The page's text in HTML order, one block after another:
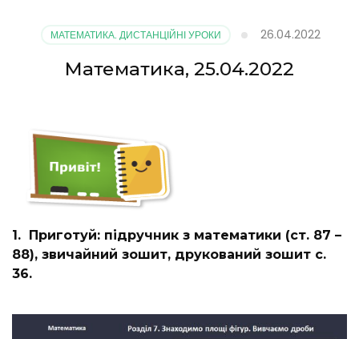
МАТЕМАТИКА. ДИСТАНЦІЙНІ УРОКИ 26.04.2022
Математика, 25.04.2022
1. Приготуй: підручник з математики (ст. 87 –
88), звичайний зошит, друкований зошит с.
36.